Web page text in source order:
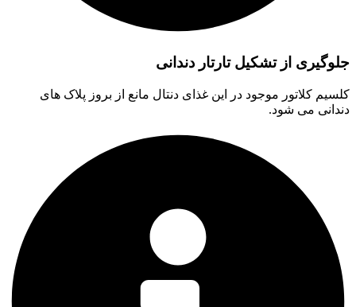
جلوگیری از تشکیل تارتار دندانی
کلسیم کلاتور موجود در این غذای دنتال مانع از بروز پلاک های
دندانی می شود.